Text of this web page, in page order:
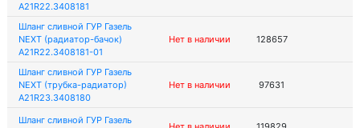
A21R22.3408181
Шланг сливной ГУР Газель
NEXT (радиатор-бачок)
А21R22.3408181-01
Нет в наличии 128657
Шланг сливной ГУР Газель
NEXT (трубка-радиатор)
A21R23.3408180
Нет в наличии 97631
Шланг сливной ГУР Газель